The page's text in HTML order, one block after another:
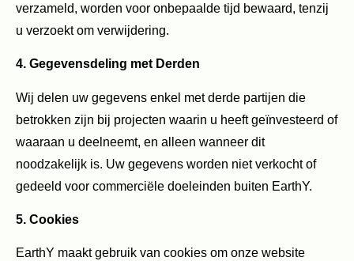
verzameld, worden voor onbepaalde tijd bewaard, tenzij
u verzoekt om verwijdering.
4. Gegevensdeling met Derden
Wij delen uw gegevens enkel met derde partijen die
betrokken zijn bij projecten waarin u heeft geïnvesteerd of
waaraan u deelneemt, en alleen wanneer dit
noodzakelijk is. Uw gegevens worden niet verkocht of
gedeeld voor commerciële doeleinden buiten EarthY.
5. Cookies
EarthY maakt gebruik van cookies om onze website